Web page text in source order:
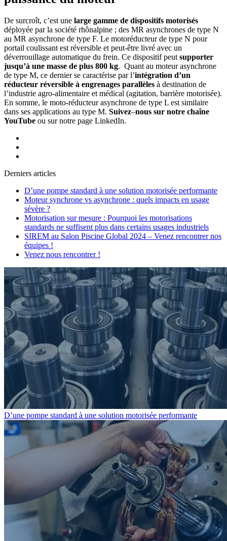
De surcroît, c’est une large gamme de dispositifs motorisés
déployée par la société rhônalpine ; des MR asynchrones de type N
au MR asynchrone de type F. Le motoréducteur de type N pour
portail coulissant est réversible et peut-être livré avec un
déverrouillage automatique du frein. Ce dispositif peut supporter
jusqu’à une masse de plus 800 kg. Quant au moteur asynchrone
de type M, ce dernier se caractérise par l’intégration d’un
réducteur réversible à engrenages parallèles à destination de
l’industrie agro-alimentaire et médical (agitation, barrière motorisée).
En somme, le moto-réducteur asynchrone de type L est similaire
dans ses applications au type M. Suivez–nous sur notre chaîne
YouTube ou sur notre page LinkedIn.
Derniers articles
D’une pompe standard à une solution motorisée performante
Moteur synchrone vs asynchrone : quels impacts en usage
sévère ?
Motorisation sur mesure : Pourquoi les motorisations
standards ne suffisent plus dans certains usages industriels
SIREM au Salon Piscine Global 2024 – Venez rencontrer nos
équipes !
Venez nous rencontrer !
D’une pompe standard à une solution motorisée performante